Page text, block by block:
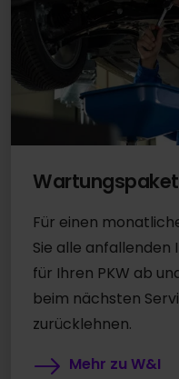
Für einen
Sie alle
für Ihren PKW ab
beim nächsten
zurücklehnen.
Mehr zu W&I